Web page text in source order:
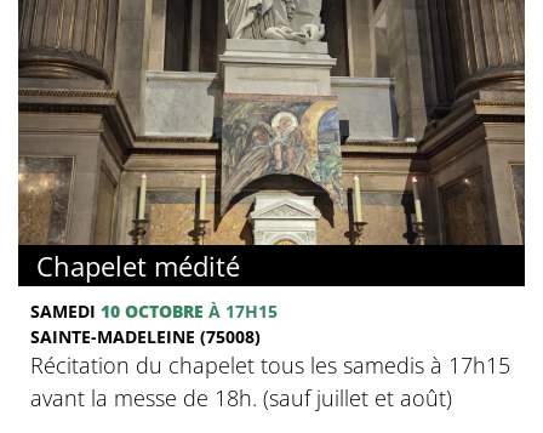
Chapelet médité
SAMEDI 10 OCTOBRE À 17H15
SAINTE-MADELEINE (75008)
Récitation du chapelet tous les samedis à 17h15
avant la messe de 18h. (sauf juillet et août)